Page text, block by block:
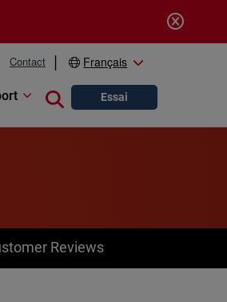
Contact Français
Close search
Essai
Reviews